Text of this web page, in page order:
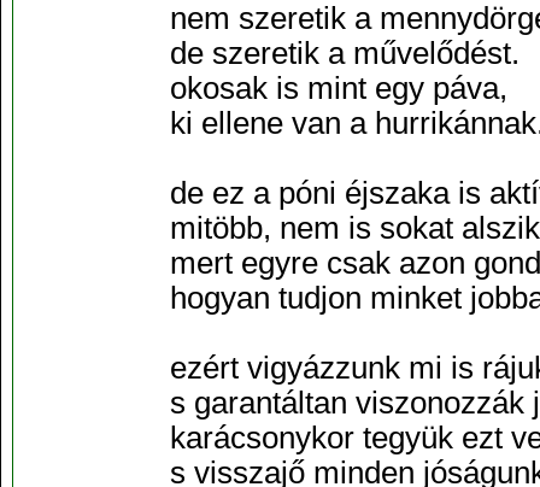
nem szeretik a
de szeretik a művelődést.
okosak is mint egy páva,
ki ellene van a
de ez a póni éjszaka is
mitöbb, nem is sokat
mert egyre csak azon
hogyan tudjon minket
ezért vigyázzunk mi is
s garantáltan viszonozzák
karácsonykor tegyük ezt
s visszajő minden